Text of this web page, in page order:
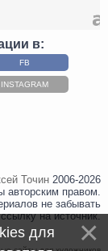
в:
FB
INSTAGRAM
Точин 2006-2026
авторским правом.
не забывать
на источник.
для